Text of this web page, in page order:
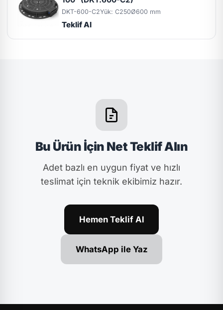
DKT-600-C2Yük: C250Ø600 mm
Teklif Al
Bu Ürün İçin Net Teklif Alın
Adet bazlı en uygun fiyat ve hızlı
teslimat için teknik ekibimiz hazır.
Hemen Teklif Al
WhatsApp ile Yaz